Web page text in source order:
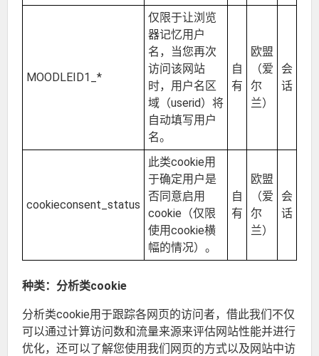
MOODLEID1_*
仅限于让浏览
器记忆用户
名，当您再次
访问该网站
时，用户名区
域（userid）将
自动填写用户
名。
自
有
欧盟
（爱
尔
兰）
会
话
cookieconsent_status
此类cookie用
于确定用户是
否同意启用
cookie（仅限
使用cookie横
幅的情况）。
自
有
欧盟
（爱
尔
兰）
会
话
种类：分析类cookie
分析类cookie用于跟踪各网页的访问者，借此我们不仅
可以通过计算访问数和流量来源来评估网站性能并进行
优化，还可以了解您使用我们网页的方式以及网站中访